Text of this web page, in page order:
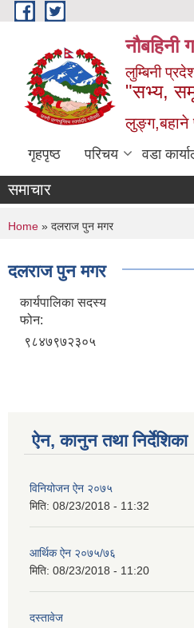
Skip to main content
नौबहिनी
लुम्बिनी
"सभ्य,
लुङ्ग,बहाने
गृहपृष्ठ परिचय वडा
समाचार
You are here
Home » दलराज पुन मगर
दलराज पुन मगर
कार्यपालिका सदस्य
फोन:
९८४७९७२३०५
ऐन, कानुन तथा निर्देशिका
विनियोजन ऐन २०७५
मिति: 08/23/2018 - 11:32
आर्थिक ऐन २०७५/७६
मिति: 08/23/2018 - 11:20
दस्तावेज